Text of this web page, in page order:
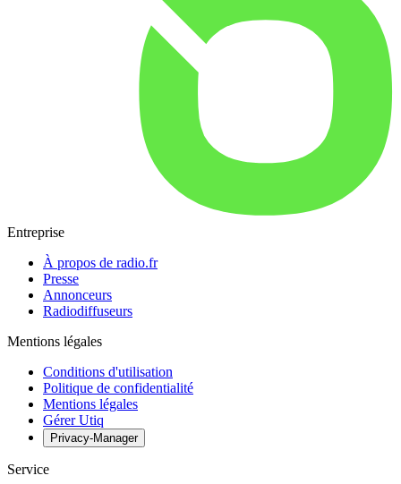
Entreprise
À propos de radio.fr
Presse
Annonceurs
Radiodiffuseurs
Mentions légales
Conditions d'utilisation
Politique de confidentialité
Mentions légales
Gérer Utiq
Privacy-Manager
Service